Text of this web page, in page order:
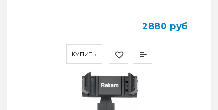
КУПИТЬ
2880 руб